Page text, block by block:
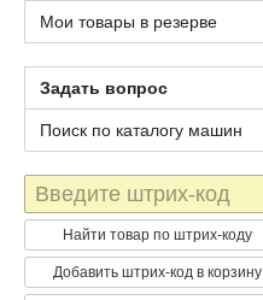
Мои товары в резерве
Задать вопрос
Поиск по каталогу машин
Штрих-
код
Найти товар по штрих-коду
Добавить штрих-код в корзину